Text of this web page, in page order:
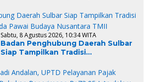
Strategis dengan Provinsi Sulawesi
Tengah
Sabtu, 8 Agustus 2026, 10:34 WITA
Badan Penghubung Daerah Sulbar
Siap Tampilkan Tradisi
Nusantara TMII